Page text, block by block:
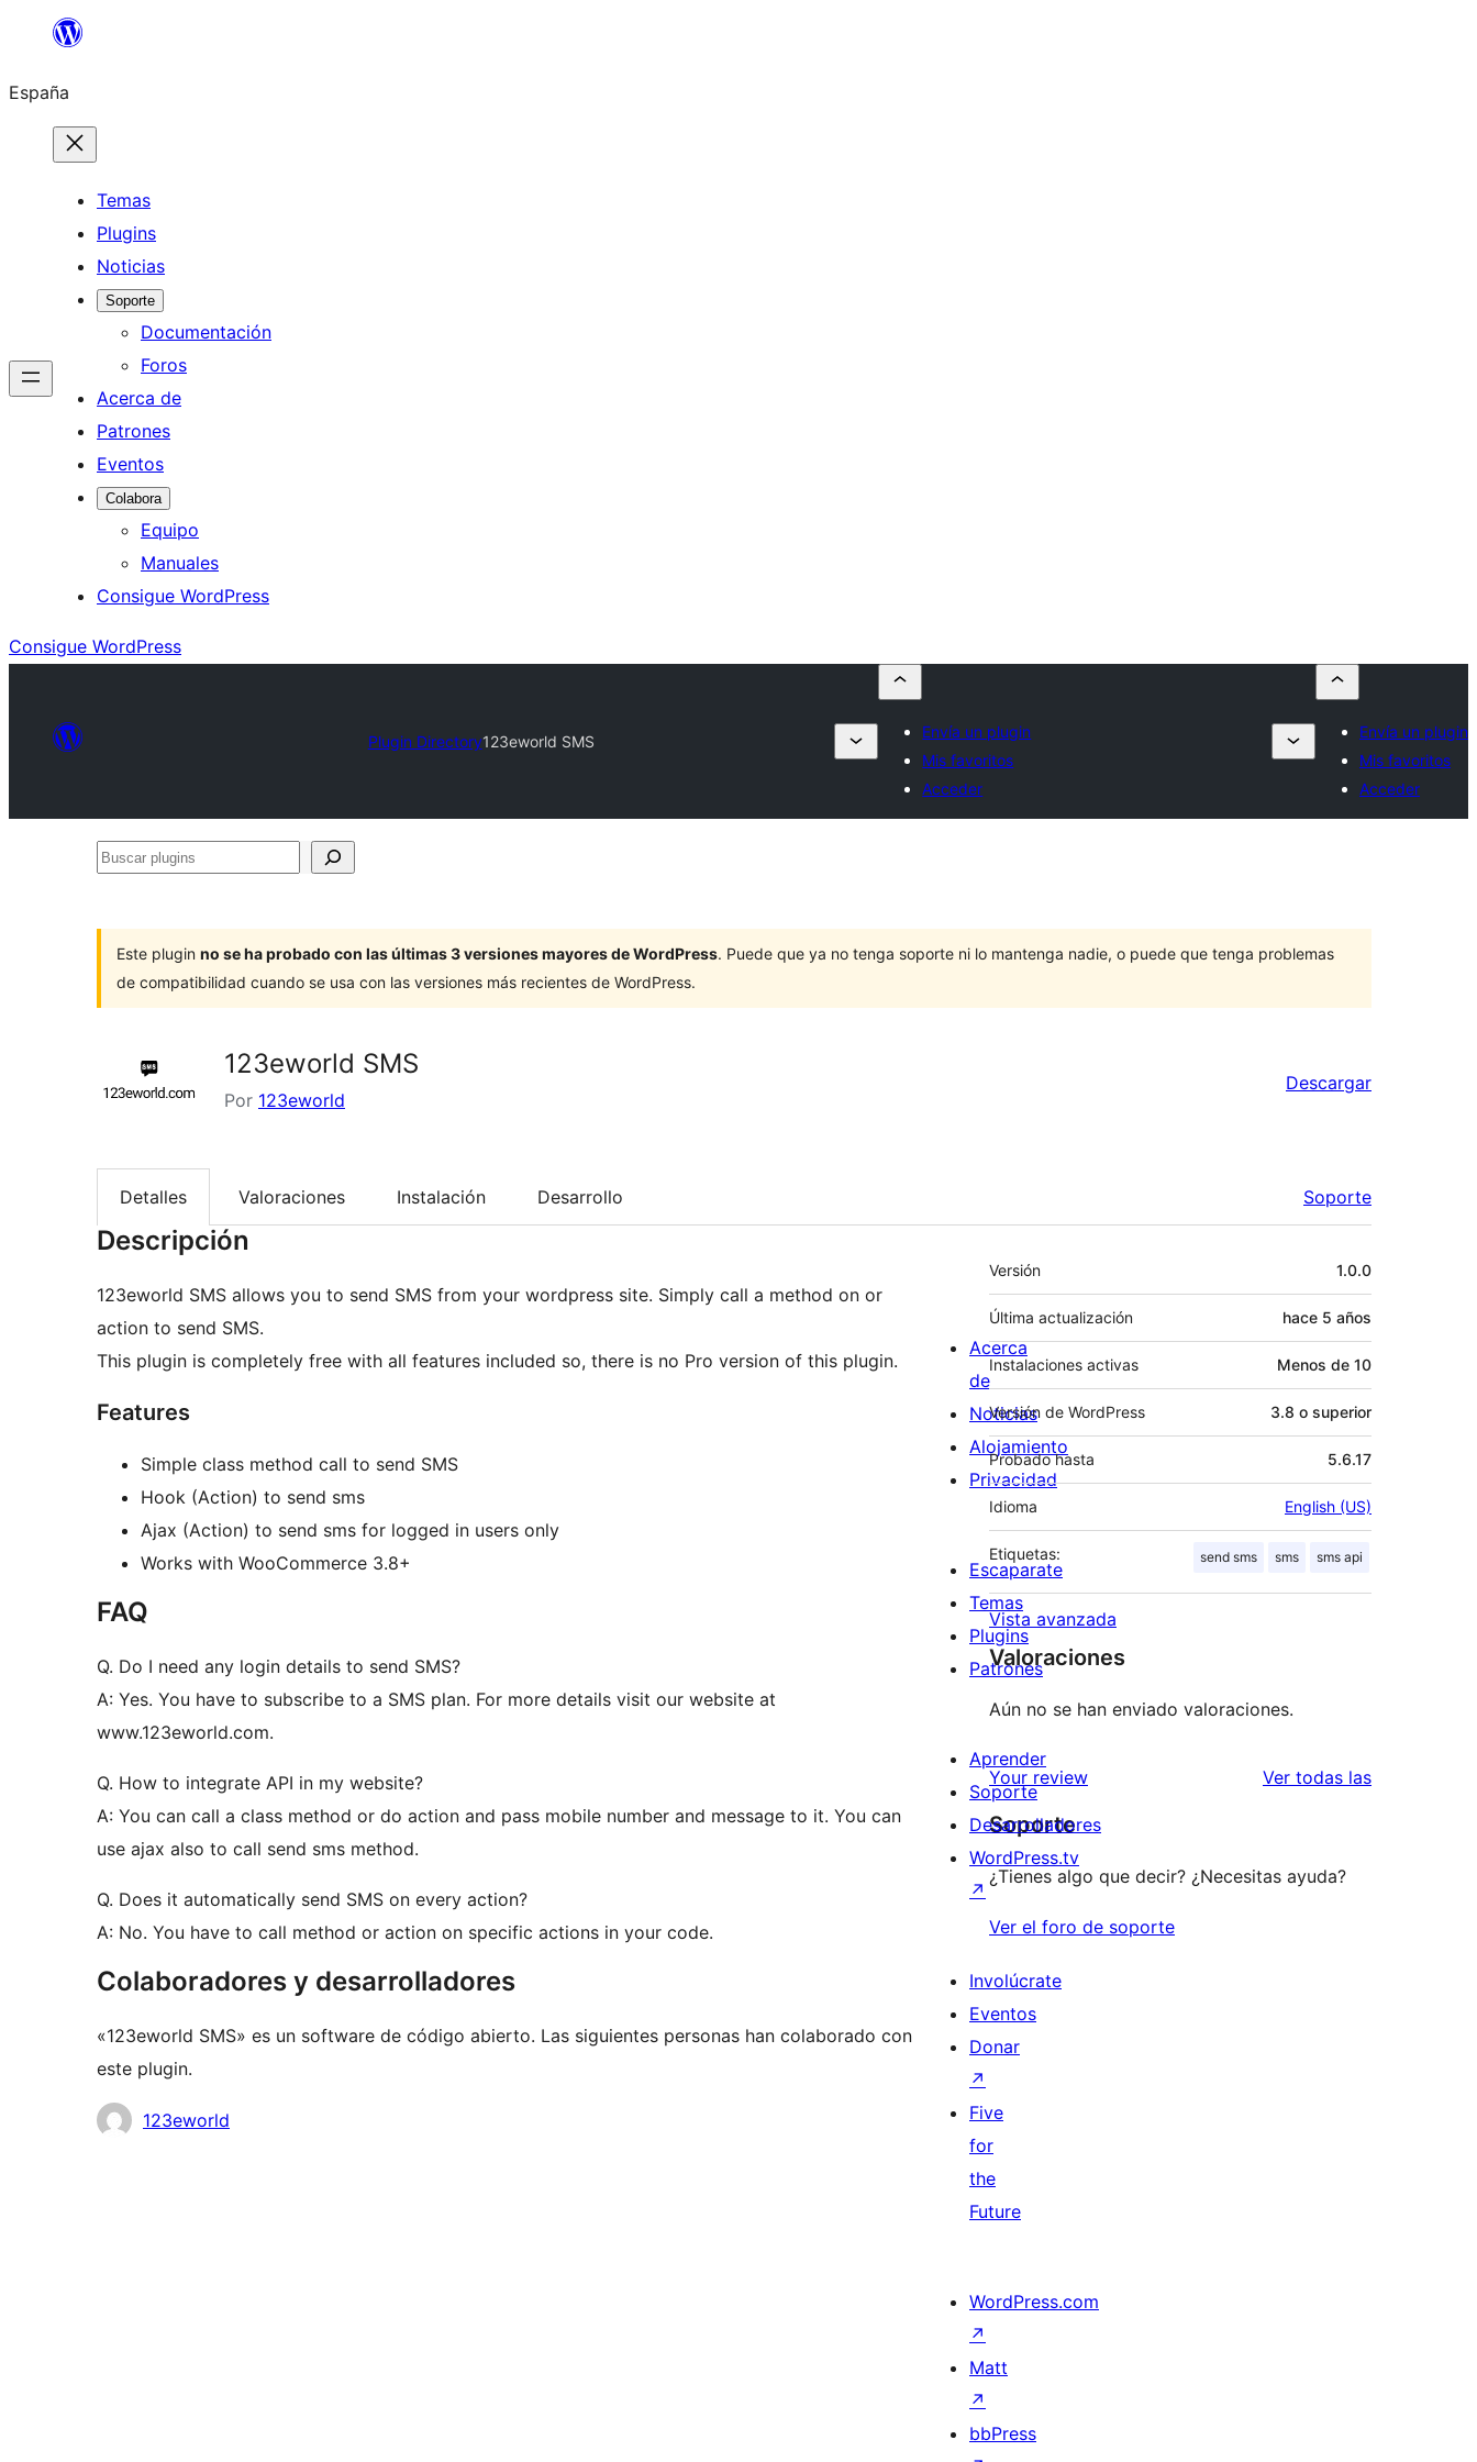
Saltar
contenido
España
Temas
Plugins
Noticias
Soporte
Documentación
Foros
Acerca de
Patrones
Eventos
Colabora
Equipo
Manuales
Consigue WordPress
Consigue WordPress
Plugin Directory123eworld SMS
Envía un plugin
Mis favoritos
Acceder
Envía un plugin
Mis favoritos
Acceder
Buscar
Este plugin no se ha probado con las últimas 3 versiones mayores de WordPress. Puede que ya no tenga soporte ni lo mantenga nadie, o puede que tenga problemas
de compatibilidad cuando se usa con las versiones más recientes de WordPress.
123eworld SMS
Por 123eworld
Descargar
Detalles Valoraciones Instalación Desarrollo Soporte
Descripción
123eworld SMS allows you to send SMS from your wordpress site. Simply call a method on or
action to send SMS.
This plugin is completely free with all features included so, there is no Pro version of this plugin.
Features
Simple class method call to send SMS
Hook (Action) to send sms
Ajax (Action) to send sms for logged in users only
Works with WooCommerce 3.8+
FAQ
Q. Do I need any login details to send SMS?
A: Yes. You have to subscribe to a SMS plan. For more details visit our website at
www.123eworld.com.
Q. How to integrate API in my website?
A: You can call a class method or do action and pass mobile number and message to it. You can
use ajax also to call send sms method.
Q. Does it automatically send SMS on every action?
A: No. You have to call method or action on specific actions in your code.
Colaboradores y desarrolladores
«123eworld SMS» es un software de código abierto. Las siguientes personas han colaborado con
este plugin.
Colaboradores
123eworld
Meta
Versión 1.0.0
Última actualización hace 5 años
Instalaciones activas Menos de 10
Versión de WordPress 3.8 o superior
Probado hasta 5.6.17
Idioma English (US)
Etiquetas: send sms sms sms api
Vista avanzada
Valoraciones
Aún no se han enviado valoraciones.
Your review Ver todas lasvaloraciones
Soporte
¿Tienes algo que decir? ¿Necesitas ayuda?
Ver el foro de soporte
Acerca
de
Noticias
Alojamiento
Privacidad
Escaparate
Temas
Plugins
Patrones
Aprender
Soporte
Desarrolladores
WordPress.tv
↗
Involúcrate
Eventos
Donar
↗
Five
for
the
Future
WordPress.com
↗
Matt
↗
bbPress